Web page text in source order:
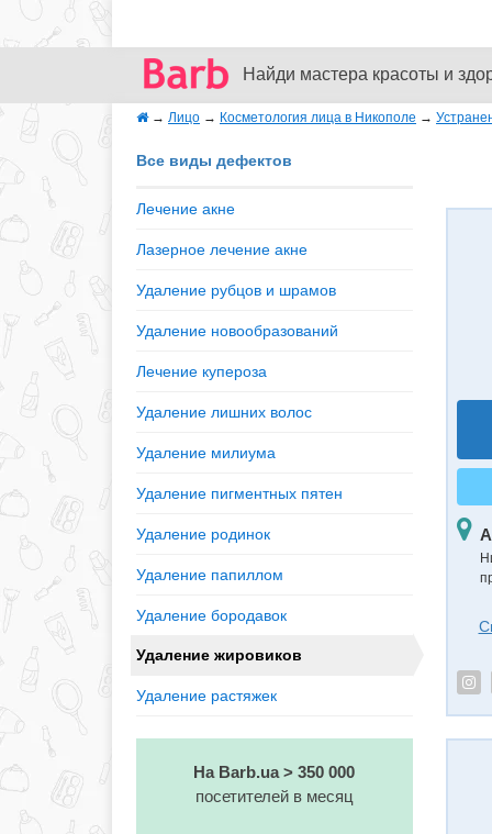
Найди мастера красоты и
→ Лицо → Косметология лица в Никополе →
Все виды дефектов
Лечение акне
Лазерное лечение акне
Удаление рубцов и шрамов
Удаление новообразований
Лечение купероза
Удаление лишних волос
Удаление милиума
Удаление пигментных пятен
Удаление родинок
Удаление папиллом
Удаление бородавок
Удаление жировиков
Удаление растяжек
На Barb.ua > 350 000
посетителей в месяц